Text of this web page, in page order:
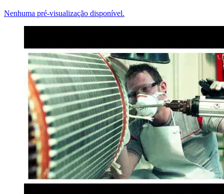
Nenhuma pré-visualização disponível.